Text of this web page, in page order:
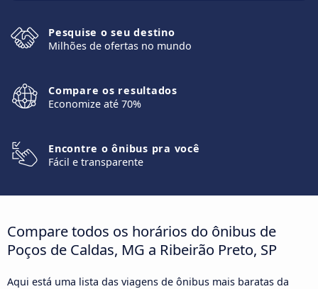
Pesquise o seu destino
Milhões de ofertas no mundo
Compare os resultados
Economize até 70%
Encontre o ônibus pra você
Fácil e transparente
Compare todos os horários do ônibus de
Poços de Caldas, MG a Ribeirão Preto, SP
Aqui está uma lista das viagens de ônibus mais baratas da